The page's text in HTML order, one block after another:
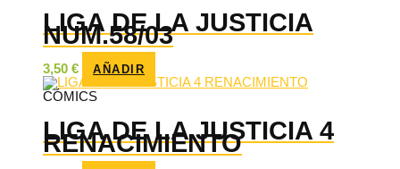
LIGA DE LA JUSTICIA
NUM.58/03
3,50 € AÑADIR
CÓMICS
LIGA DE LA JUSTICIA 4
RENACIMIENTO